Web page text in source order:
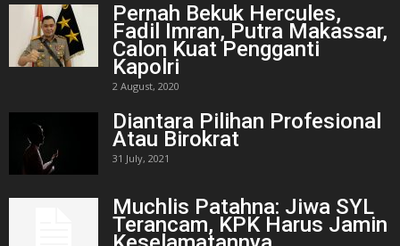
Pernah Bekuk Hercules,
Fadil Imran, Putra Makassar,
Calon Kuat Pengganti
Kapolri
2 August, 2020
Diantara Pilihan Profesional
Atau Birokrat
31 July, 2021
Muchlis Patahna: Jiwa SYL
Terancam, KPK Harus Jamin